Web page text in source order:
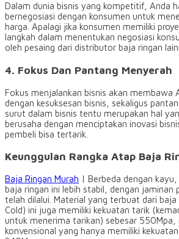
Dalam dunia bisnis yang kompetitif, Anda
bernegosiasi dengan konsumen untuk
harga. Apalagi jika konsumen memiliki
langkah dalam menentukan negosiasi
oleh pesaing dari distributor baja ringan
4. Fokus Dan Pantang Menyerah
Fokus menjalankan bisnis akan membawa
dengan kesuksesan bisnis, sekaligus
surut dalam bisnis tentu merupakan hal
berusaha dengan menciptakan inovasi
pembeli bisa tertarik.
Keunggulan Rangka Atap Baja
Baja Ringan Murah | Berbeda dengan
baja ringan ini lebih stabil, dengan jaminan
telah dilalui. Material yang terbuat dari baja
Cold) ini juga memiliki kekuatan tarik
untuk menerima tarikan) sebesar 550Mpa,
konvensional yang hanya memiliki